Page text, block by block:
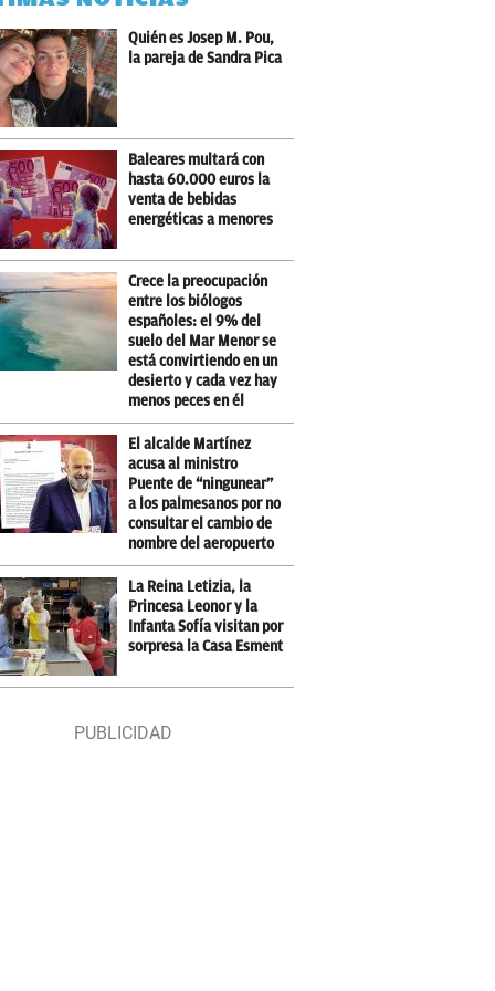
Quién es Josep M. Pou,
la pareja de Sandra Pica
Baleares multará con
hasta 60.000 euros la
venta de bebidas
energéticas a menores
Crece la preocupación
entre los biólogos
españoles: el 9% del
suelo del Mar Menor se
está convirtiendo en un
desierto y cada vez hay
menos peces en él
El alcalde Martínez
acusa al ministro
Puente de “ningunear”
a los palmesanos por no
consultar el cambio de
nombre del aeropuerto
La Reina Letizia, la
Princesa Leonor y la
Infanta Sofía visitan por
sorpresa la Casa Esment